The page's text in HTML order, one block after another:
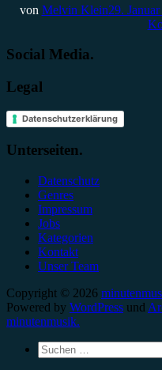
von Melvin Klein29.
Social Media.
Legal
Datenschutzerklärung
Unterseiten.
Datenschutz
Genres
Impressum
Jobs
Kategorien
Kontakt
Unser Team
Copyright © 2026
Powered by WordPress und
minutenmusik.
Suchen
nach: